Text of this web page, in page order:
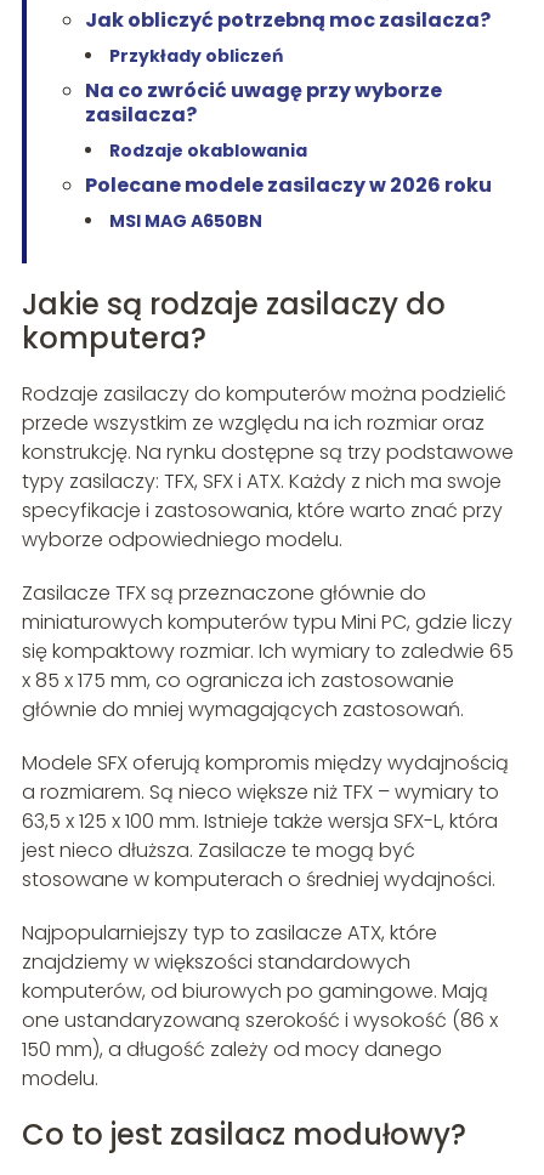
Jak obliczyć potrzebną moc zasilacza?
Przykłady obliczeń
Na co zwrócić uwagę przy wyborze
zasilacza?
Rodzaje okablowania
Polecane modele zasilaczy w 2026 roku
MSI MAG A650BN
Jakie są rodzaje zasilaczy do
komputera?
Rodzaje zasilaczy do komputerów można podzielić
przede wszystkim ze względu na ich rozmiar oraz
konstrukcję. Na rynku dostępne są trzy podstawowe
typy zasilaczy: TFX, SFX i ATX. Każdy z nich ma swoje
specyfikacje i zastosowania, które warto znać przy
wyborze odpowiedniego modelu.
Zasilacze TFX są przeznaczone głównie do
miniaturowych komputerów typu Mini PC, gdzie liczy
się kompaktowy rozmiar. Ich wymiary to zaledwie 65
x 85 x 175 mm, co ogranicza ich zastosowanie
głównie do mniej wymagających zastosowań.
Modele SFX oferują kompromis między wydajnością
a rozmiarem. Są nieco większe niż TFX – wymiary to
63,5 x 125 x 100 mm. Istnieje także wersja SFX-L, która
jest nieco dłuższa. Zasilacze te mogą być
stosowane w komputerach o średniej wydajności.
Najpopularniejszy typ to zasilacze ATX, które
znajdziemy w większości standardowych
komputerów, od biurowych po gamingowe. Mają
one ustandaryzowaną szerokość i wysokość (86 x
150 mm), a długość zależy od mocy danego
modelu.
Co to jest zasilacz modułowy?